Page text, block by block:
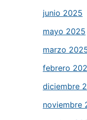
junio 2025
mayo 2025
marzo
febrero
diciembre
noviembre